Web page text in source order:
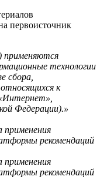
первоисточник
применяются
технологии
сбора,
к
Федерации).»
применения
рекомендаций
применения
рекомендаций